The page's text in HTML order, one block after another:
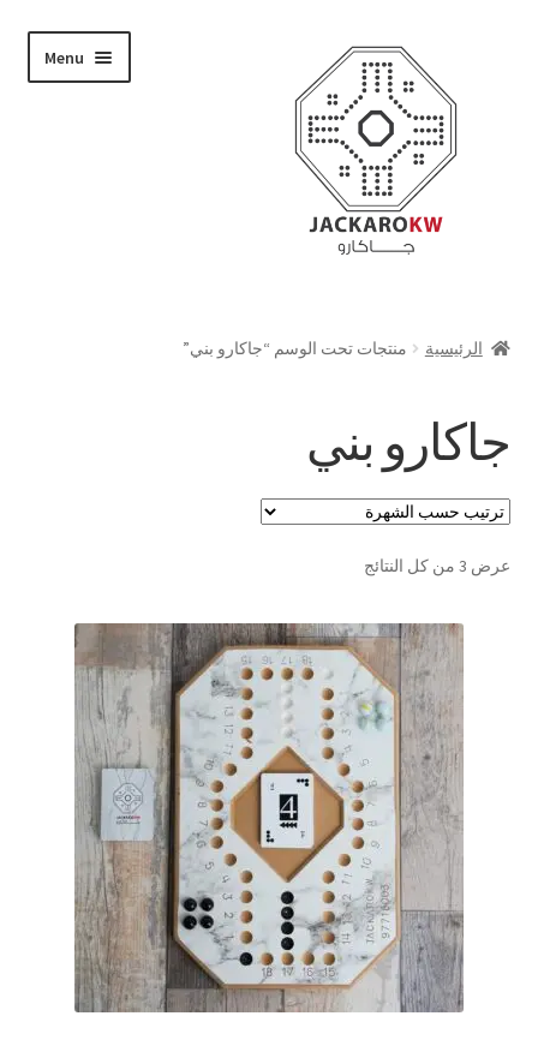
navigation
content
Menu
حسابي
الدفع
تواصل معنا
العربية
الرئيسية منتجات تحت الوسم “جاكارو بني”
جاكارو بني
عرض ⁦3⁩ من كل النتائج
تم
الشهرة